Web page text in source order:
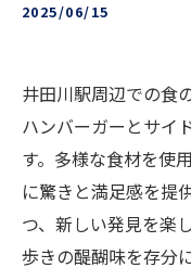
2025/06/15
井田川駅周辺での食
ハンバーガーとサイ
す。多様な食材を使
に驚きと満足感を提
つ、新しい発見を楽
歩きの醍醐味を存分